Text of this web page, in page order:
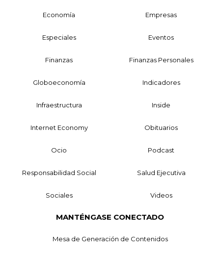
Economía Empresas
Especiales Eventos
Finanzas Finanzas Personales
Globoeconomía Indicadores
Infraestructura Inside
Internet Economy Obituarios
Ocio Podcast
Responsabilidad Social Salud Ejecutiva
Sociales Videos
MANTÉNGASE CONECTADO
Mesa de Generación de Contenidos